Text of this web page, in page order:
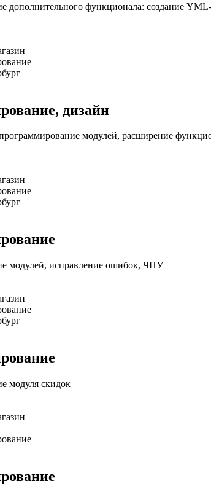
дополнительного функционала: создание
дизайн
модулей, расширение
модулей, исправление ошибок, ЧПУ
модуля скидок